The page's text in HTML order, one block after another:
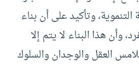
التنموية، وتأكيد على أن بناء
وأن هذا البناء لا يتم إلا
العقل والوجدان والسلوك